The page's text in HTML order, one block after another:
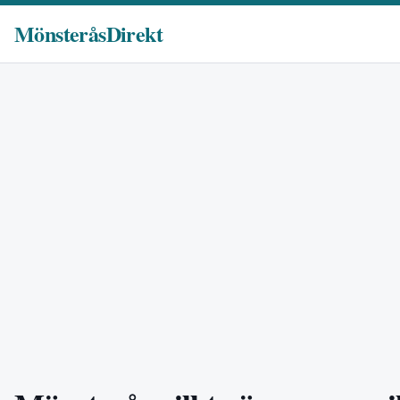
MönsteråsDirekt